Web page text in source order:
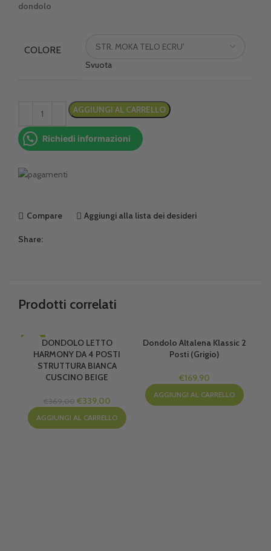
dondolo
COLORE
Svuota
AGGIUNGI AL CARRELLO
Richiedi informazioni
Compare Aggiungi alla lista dei desideri
Share:
Prodotti correlati
DONDOLO LETTO
HARMONY DA 4 POSTI
STRUTTURA BIANCA
CUSCINO BEIGE
€369,00 Il
originale
€339,00Il
prezzo
attuale
AGGIUNGI AL CARRELLO
Dondolo Altalena Klassic 2
Posti (Grigio)
€169,90
AGGIUNGI AL CARRELLO